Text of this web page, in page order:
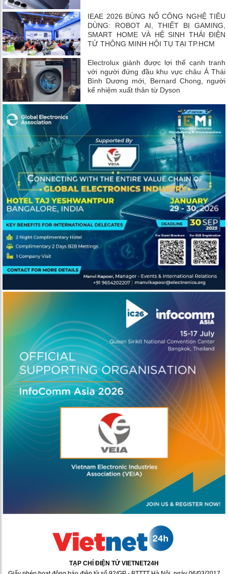
IEAE 2026 BÙNG NỔ CÔNG NGHỆ TIÊU
DÙNG: ROBOT AI, THIẾT BỊ GAMING,
SMART HOME VÀ HỆ SINH THÁI ĐIỆN
TỬ THÔNG MINH HỘI TỤ TẠI TP.HCM
Electrolux giành được lợi thế cạnh tranh
với người đứng đầu khu vực châu Á Thái
Bình Dương mới, Bernard Chong, người
kế nhiệm xuất thân từ Dyson
TẠP CHÍ ĐIỆN TỬ VIETNET24H